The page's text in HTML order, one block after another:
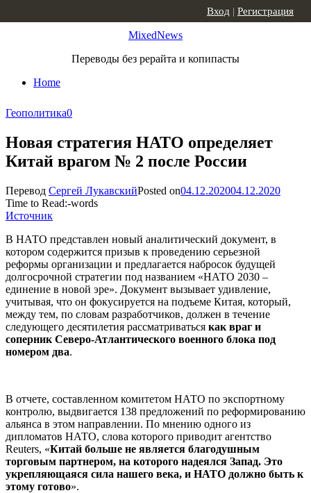
MixedNews
Переводы без рерайта и копипасты
Home
Вход | Регистрация
Геополитика0
Новая стратегия НАТО определяет
Китай врагом № 2 после России
Перевод Сергей ЛукавскийPosted on04.12.202004.12.2020
Time to Read:-words
Источник
В НАТО представлен новый аналитический документ, в
котором содержится призыв к проведению серьезной
реформы организации и предлагается набросок будущей
долгосрочной стратегии под названием «НАТО 2030 –
единение в новой эре». Документ вызывает удивление,
учитывая, что он фокусируется на подъеме Китая, который,
между тем, по словам разработчиков, должен в течение
следующего десятилетия рассматриваться как враг и
соперник Северо-Атлантического военного блока под
номером два.
В отчете, составленном комитетом НАТО по экспортному
контролю, выдвигается 138 предложений по реформированию
альянса в этом направлении. По мнению одного из
дипломатов НАТО, слова которого приводит агентство
Reuters, «Китай больше не является благодушным
торговым партнером, на которого надеялся Запад. Это
укрепляющаяся сила нашего века, и НАТО должно быть к
этому готово».